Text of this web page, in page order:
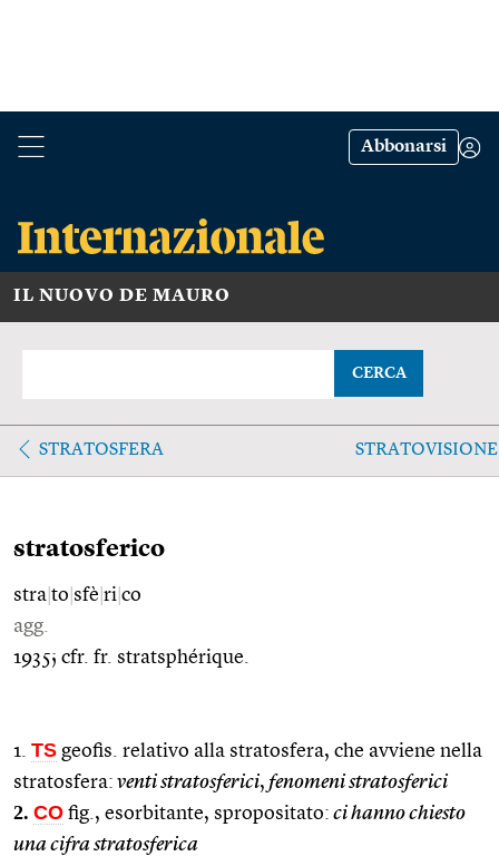
Abbonarsi
IL NUOVO DE MAURO
CERCA
STRATOSFERA STRATOVISIONE
stratosferico
stra to sfè ri co
agg.
1935; cfr. fr. stratsphérique.
1. TS geofis. relativo alla stratosfera, che avviene nella
stratosfera: venti stratosferici, fenomeni stratosferici
2. CO fig., esorbitante, spropositato: ci hanno chiesto
una cifra stratosferica